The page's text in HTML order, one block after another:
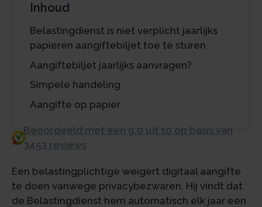
Inhoud
Belastingdienst is niet verplicht jaarlijks
papieren aangiftebiljet toe te sturen
Aangiftebiljet jaarlijks aanvragen?
Simpele handeling
Aangifte op papier
Beoordeeld met een 9.0 uit 10 op basis van
3453 reviews
Een belastingplichtige weigert digitaal aangifte
te doen vanwege privacybezwaren. Hij vindt dat
de Belastingdienst hem automatisch elk jaar een